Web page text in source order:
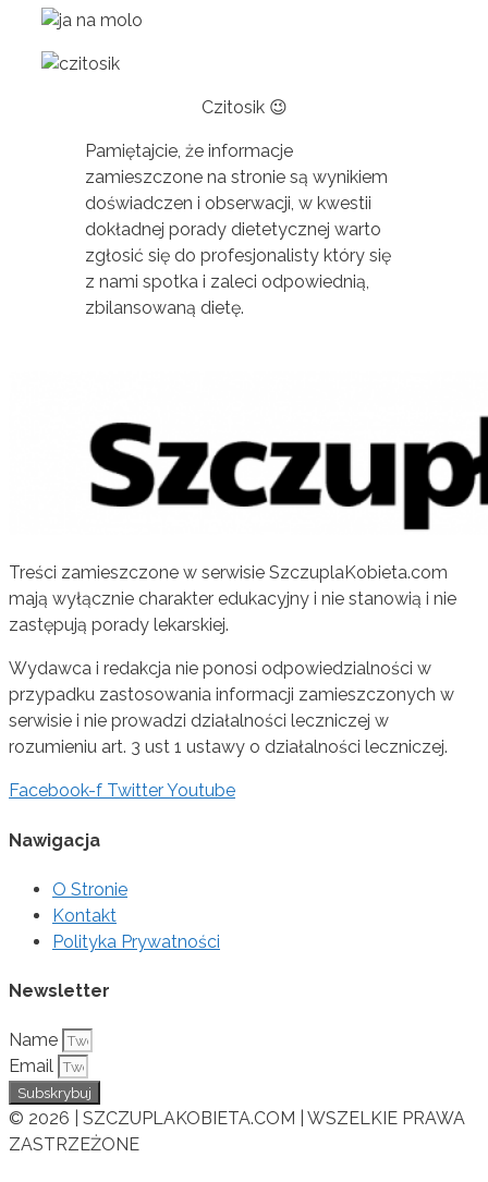
Czitosik 😉
Pamiętajcie, że informacje
zamieszczone na stronie są wynikiem
doświadczen i obserwacji, w kwestii
dokładnej porady dietetycznej warto
zgłosić się do profesjonalisty który się
z nami spotka i zaleci odpowiednią,
zbilansowaną dietę.
Treści zamieszczone w serwisie SzczuplaKobieta.com
mają wyłącznie charakter edukacyjny i nie stanowią i nie
zastępują porady lekarskiej.
Wydawca i redakcja nie ponosi odpowiedzialności w
przypadku zastosowania informacji zamieszczonych w
serwisie i nie prowadzi działalności leczniczej w
rozumieniu art. 3 ust 1 ustawy o działalności leczniczej.
Facebook-f TwitterYoutube
Nawigacja
O Stronie
Kontakt
Polityka Prywatności
Newsletter
Name
Email
Subskrybuj
© 2026 | SZCZUPLAKOBIETA.COM | WSZELKIE PRAWA
ZASTRZEŻONE